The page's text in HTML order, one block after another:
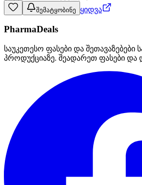
შემატყობინე ყიდვა
PharmaDeals
საუკეთესო ფასები და შეთავაზებები
პროდუქციაზე. შეადარეთ ფასები და